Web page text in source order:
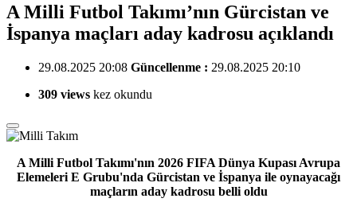
A Milli Futbol Takımı’nın Gürcistan ve
İspanya maçları aday kadrosu açıklandı
29.08.2025 20:08 Güncellenme : 29.08.2025 20:10
309 views kez okundu
A Milli Futbol Takımı'nın 2026 FIFA Dünya Kupası Avrupa
Elemeleri E Grubu'nda Gürcistan ve İspanya ile oynayacağı
maçların aday kadrosu belli oldu